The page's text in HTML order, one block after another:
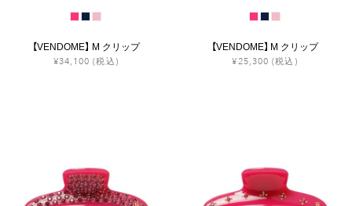
【VENDOME】 M クリップ
¥34,100 (税込)
【VENDOME】 M クリップ
¥25,300 (税込)